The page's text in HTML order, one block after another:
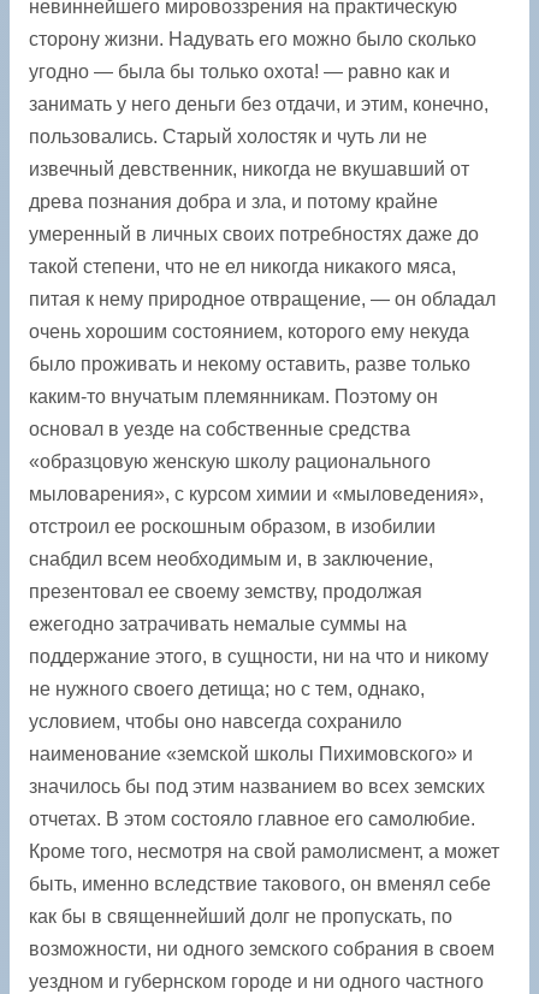
невиннейшего мировоззрения на практическую
сторону жизни. Надувать его можно было сколько
угодно — была бы только охота! — равно как и
занимать у него деньги без отдачи, и этим, конечно,
пользовались. Старый холостяк и чуть ли не
извечный девственник, никогда не вкушавший от
древа познания добра и зла, и потому крайне
умеренный в личных своих потребностях даже до
такой степени, что не ел никогда никакого мяса,
питая к нему природное отвращение, — он обладал
очень хорошим состоянием, которого ему некуда
было проживать и некому оставить, разве только
каким-то внучатым племянникам. Поэтому он
основал в уезде на собственные средства
«образцовую женскую школу рационального
мыловарения», с курсом химии и «мыловедения»,
отстроил ее роскошным образом, в изобилии
снабдил всем необходимым и, в заключение,
презентовал ее своему земству, продолжая
ежегодно затрачивать немалые суммы на
поддержание этого, в сущности, ни на что и никому
не нужного своего детища; но с тем, однако,
условием, чтобы оно навсегда сохранило
наименование «земской школы Пихимовского» и
значилось бы под этим названием во всех земских
отчетах. В этом состояло главное его самолюбие.
Кроме того, несмотря на свой рамолисмент, а может
быть, именно вследствие такового, он вменял себе
как бы в священнейший долг не пропускать, по
возможности, ни одного земского собрания в своем
уездном и губернском ­городе и ни одного частного